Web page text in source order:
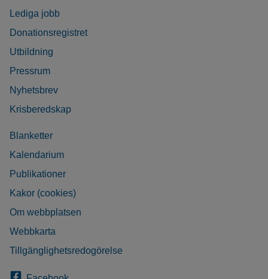
Lediga jobb
Donationsregistret
Utbildning
Pressrum
Nyhetsbrev
Krisberedskap
Blanketter
Kalendarium
Publikationer
Kakor (cookies)
Om webbplatsen
Webbkarta
Tillgänglighetsredogörelse